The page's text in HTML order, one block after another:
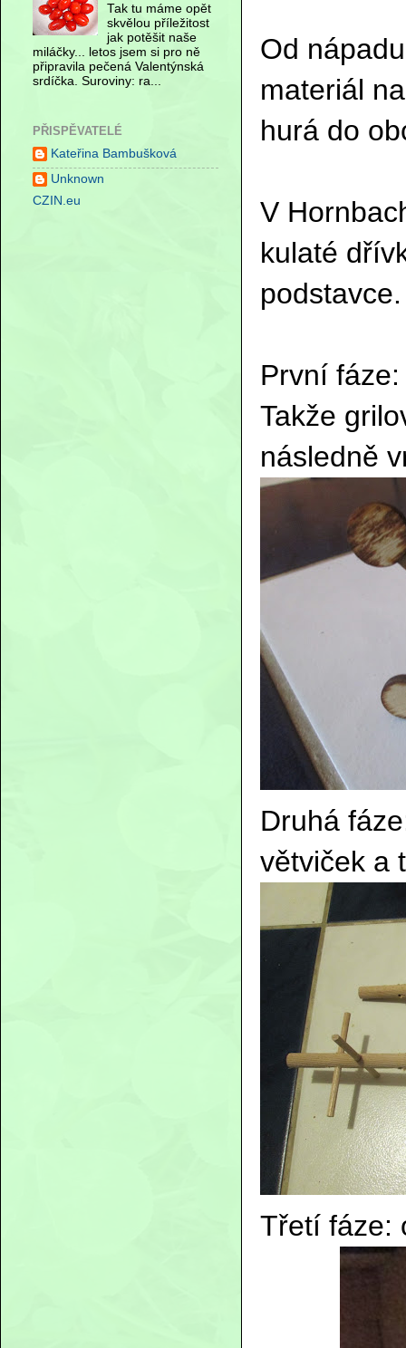
Od
materiál
hurá do
V
kulaté
První
Takže
následně
Druhá
větviček a
Třetí fáze:
Tak tu máme opět
skvělou příležitost
jak potěšit naše
miláčky... letos jsem si pro ně
připravila pečená Valentýnská
srdíčka. Suroviny: ra...
PŘISPĚVATELÉ
Kateřina Bambušková
Unknown
CZIN.eu